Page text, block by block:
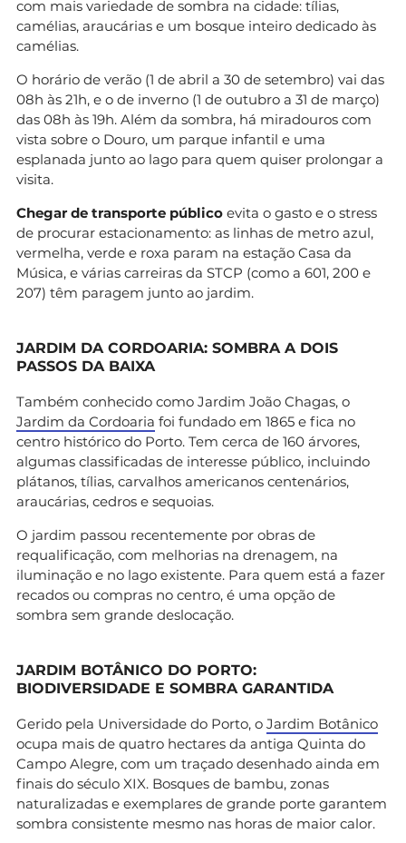
com mais variedade de sombra na cidade: tílias,
camélias, araucárias e um bosque inteiro dedicado às
camélias.
O horário de verão (1 de abril a 30 de setembro) vai das
08h às 21h, e o de inverno (1 de outubro a 31 de março)
das 08h às 19h. Além da sombra, há miradouros com
vista sobre o Douro, um parque infantil e uma
esplanada junto ao lago para quem quiser prolongar a
visita.
Chegar de transporte público evita o gasto e o stress
de procurar estacionamento: as linhas de metro azul,
vermelha, verde e roxa param na estação Casa da
Música, e várias carreiras da STCP (como a 601, 200 e
207) têm paragem junto ao jardim.
JARDIM DA CORDOARIA: SOMBRA A DOIS
PASSOS DA BAIXA
Também conhecido como Jardim João Chagas, o
Jardim da Cordoaria foi fundado em 1865 e fica no
centro histórico do Porto. Tem cerca de 160 árvores,
algumas classificadas de interesse público, incluindo
plátanos, tílias, carvalhos americanos centenários,
araucárias, cedros e sequoias.
O jardim passou recentemente por obras de
requalificação, com melhorias na drenagem, na
iluminação e no lago existente. Para quem está a fazer
recados ou compras no centro, é uma opção de
sombra sem grande deslocação.
JARDIM BOTÂNICO DO PORTO:
BIODIVERSIDADE E SOMBRA GARANTIDA
Gerido pela Universidade do Porto, o Jardim Botânico
ocupa mais de quatro hectares da antiga Quinta do
Campo Alegre, com um traçado desenhado ainda em
finais do século XIX. Bosques de bambu, zonas
naturalizadas e exemplares de grande porte garantem
sombra consistente mesmo nas horas de maior calor.